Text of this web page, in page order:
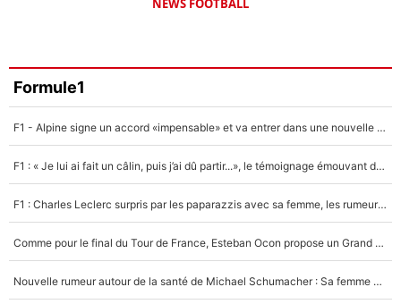
NEWS FOOTBALL
Formule1
F1 - Alpine signe un accord «impensable» et va entrer dans une nouvelle dimension : Grande nouvelle pour Pierre Gasly !
F1 : « Je lui ai fait un câlin, puis j’ai dû partir...», le témoignage émouvant de Max Verstappen sur sa fille
F1 : Charles Leclerc surpris par les paparazzis avec sa femme, les rumeurs étaient vraies !
Comme pour le final du Tour de France, Esteban Ocon propose un Grand Prix de Formule 1 à Paris : «Autour de l’Arc de Triomphe, ce serait génial» !
Nouvelle rumeur autour de la santé de Michael Schumacher : Sa femme Corinna sort du silence